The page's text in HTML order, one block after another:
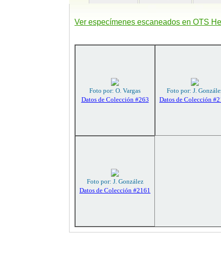
Ver especímenes escaneados en OTS
Foto por: O. Vargas
Datos de Colección #263
Foto por: J.
Datos de Colección
Foto por: J. González
Datos de Colección #2161